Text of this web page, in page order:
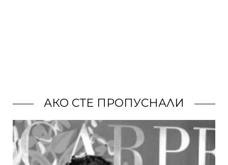
АКО СТЕ ПРОПУСНАЛИ